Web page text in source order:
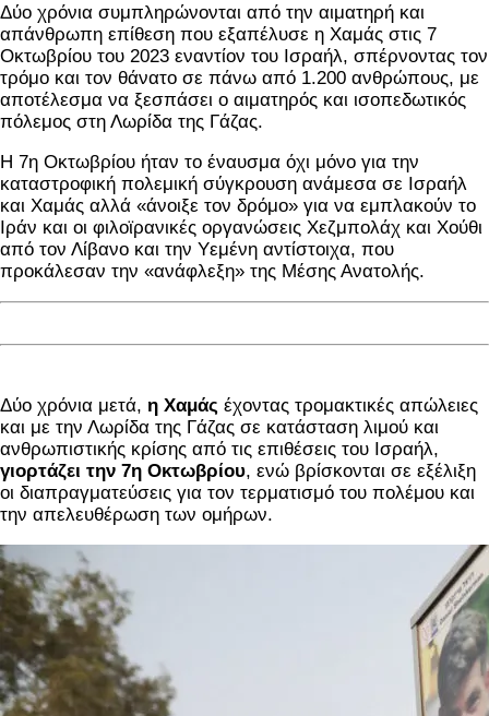
Δύο χρόνια συμπληρώνονται από την αιματηρή και
απάνθρωπη επίθεση που εξαπέλυσε η Χαμάς στις 7
Οκτωβρίου του 2023 εναντίον του Ισραήλ, σπέρνοντας τον
τρόμο και τον θάνατο σε πάνω από 1.200 ανθρώπους, με
αποτέλεσμα να ξεσπάσει ο αιματηρός και ισοπεδωτικός
πόλεμος στη Λωρίδα της Γάζας.
Η 7η Οκτωβρίου ήταν το έναυσμα όχι μόνο για την
καταστροφική πολεμική σύγκρουση ανάμεσα σε Ισραήλ
και Χαμάς αλλά «άνοιξε τον δρόμο» για να εμπλακούν το
Ιράν και οι φιλοϊρανικές οργανώσεις Χεζμπολάχ και Χούθι
από τον Λίβανο και την Υεμένη αντίστοιχα, που
προκάλεσαν την «ανάφλεξη» της Μέσης Ανατολής.
Δύο χρόνια μετά, η Χαμάς έχοντας τρομακτικές απώλειες
και με την Λωρίδα της Γάζας σε κατάσταση λιμού και
ανθρωπιστικής κρίσης από τις επιθέσεις του Ισραήλ,
γιορτάζει την 7η Οκτωβρίου, ενώ βρίσκονται σε εξέλιξη
οι διαπραγματεύσεις για τον τερματισμό του πολέμου και
την απελευθέρωση των ομήρων.